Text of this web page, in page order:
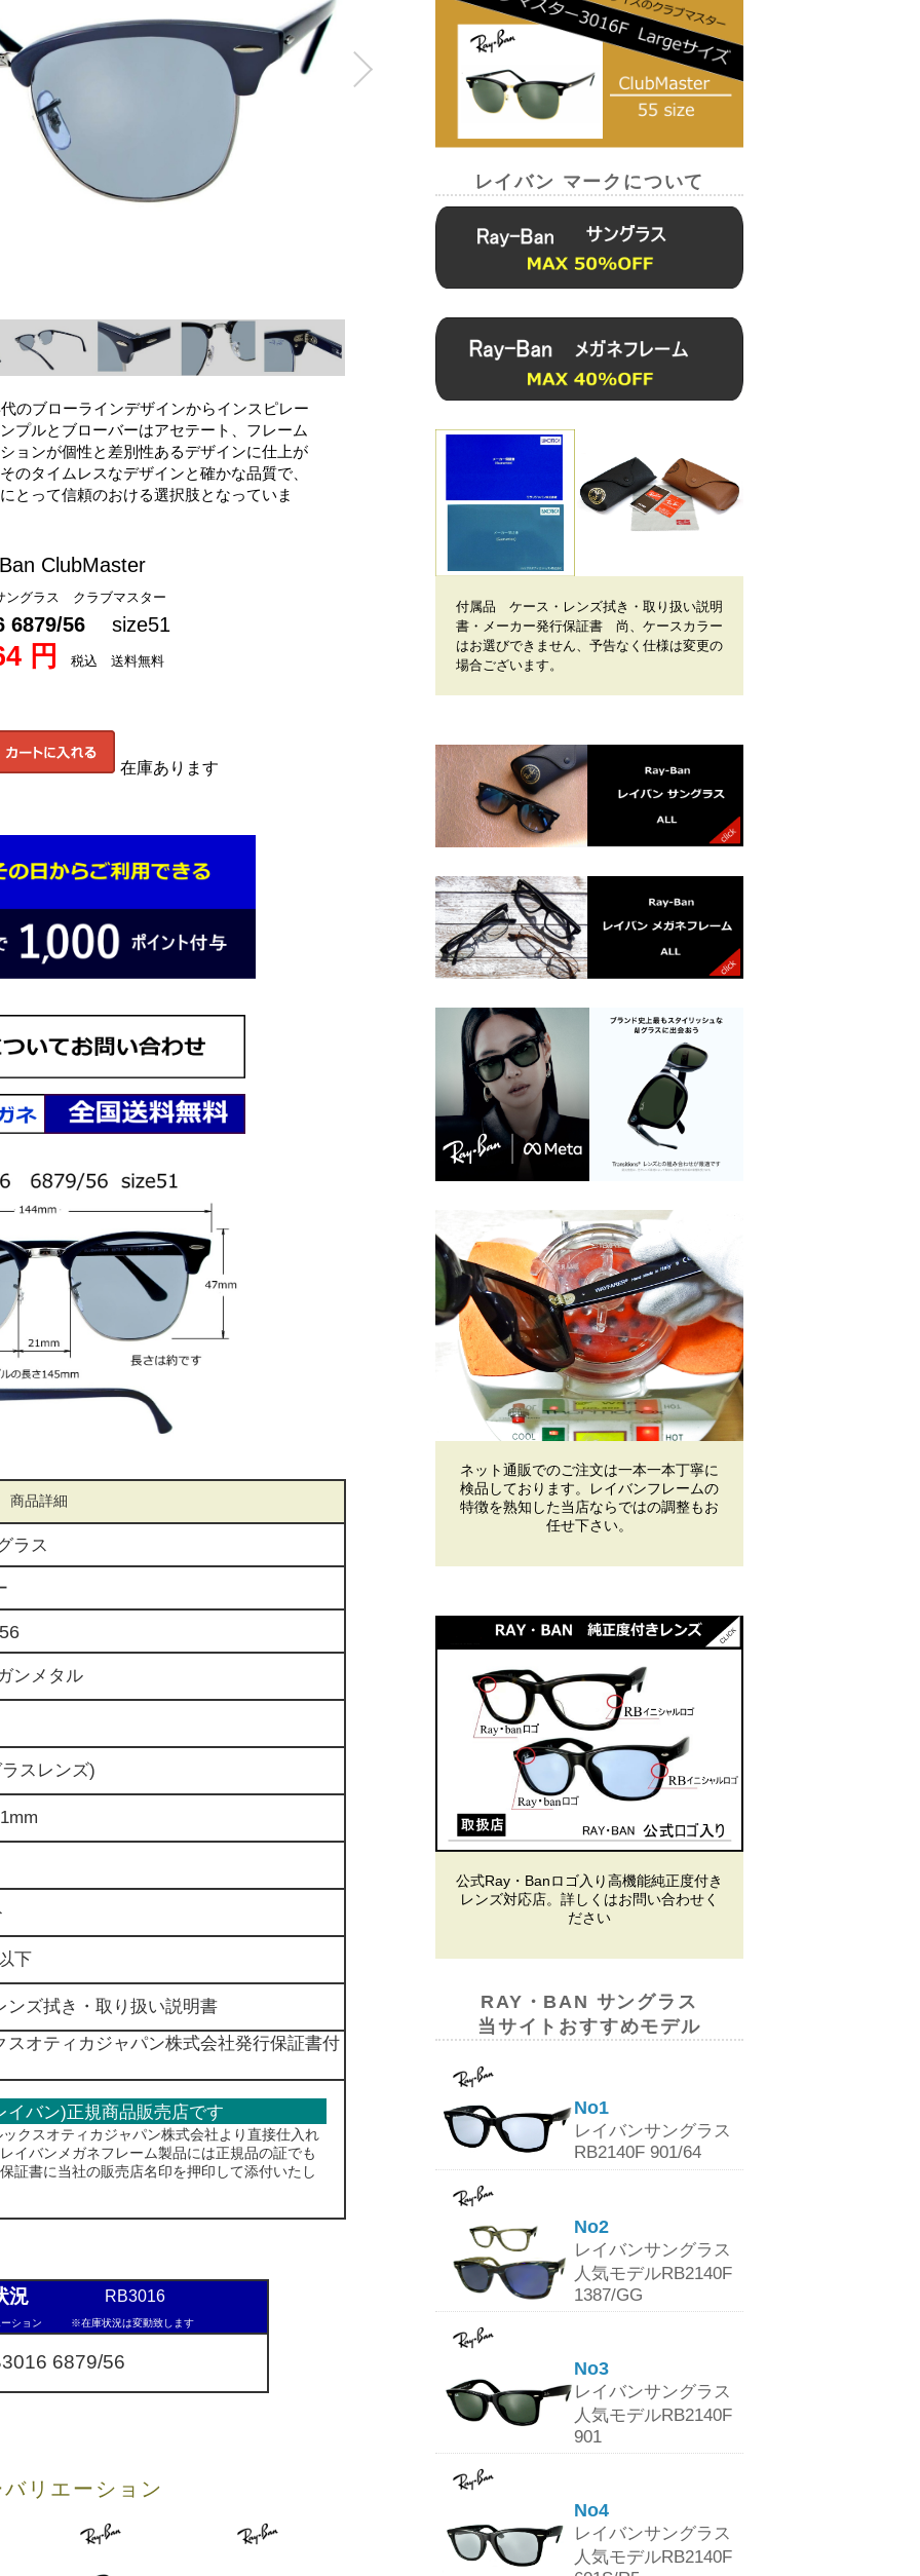
ブローラインデザインからインスピレー
プルとブローバーはアセテート、フレーム
ョンが個性と差別性あるデザインに仕上が
のタイムレスなデザインと確かな品質で、
とって信頼のおける選択肢となっていま
ClubMaster
ングラス クラブマスター
6879/56 size51
円 税込 送料無料
在庫あります
商品詳細
ラス
ンメタル
スレンズ)
下
ズ拭き・取り扱い説明書
ティカジャパン株式会社発行保証書付
イバン)正規商品販売店です
クスオティカジャパン株式会社より直接仕入れ
バンメガネフレーム製品には正規品の証でも
証書に当社の販売店名印を押印して添付いたし
況 RB3016
ション ※在庫状況は変動致します
6879/56
リエーション
レイバン マークについて
付属品 ケース・レンズ拭き・取り扱い説明
書・メーカー発行保証書 尚、ケースカラー
はお選びできません、予告なく仕様は変更の
場合ございます。
ネット通販でのご注文は一本一本丁寧に
検品しております。レイバンフレームの
特徴を熟知した当店ならではの調整もお
任せ下さい。
公式Ray・Banロゴ入り高機能純正度付き
レンズ対応店。詳しくはお問い合わせく
ださい
RAY・BAN サングラス
当サイトおすすめモデル
No1
レイバンサングラス
RB2140F 901/64
No2
レイバンサングラス
人気モデルRB2140F
1387/GG
No3
レイバンサングラス
人気モデルRB2140F
901
No4
レイバンサングラス
人気モデルRB2140F